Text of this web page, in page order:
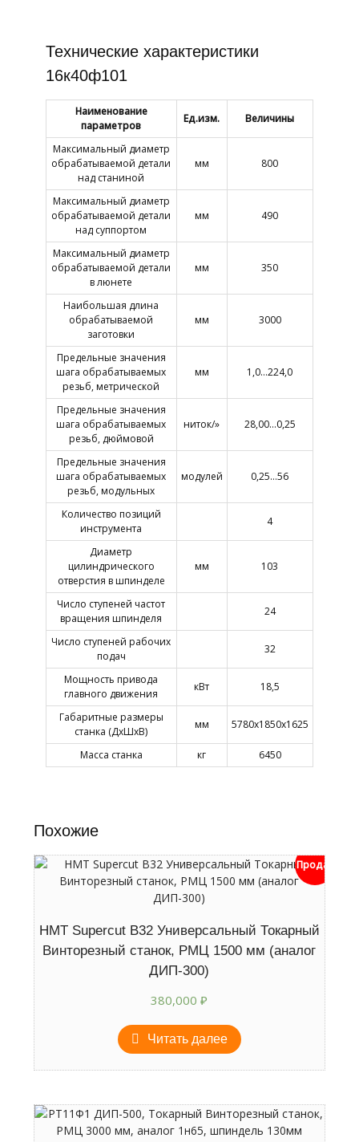
Технические характеристики
16к40ф101
Наименование
параметров
Ед.изм. Величины
Максимальный диаметр
обрабатываемой детали
над станиной
мм 800
Максимальный диаметр
обрабатываемой детали
над суппортом
мм 490
Максимальный диаметр
обрабатываемой детали
в люнете
мм 350
Наибольшая длина
обрабатываемой
заготовки
мм 3000
Предельные значения
шага обрабатываемых
резьб, метрической
мм 1,0…224,0
Предельные значения
шага обрабатываемых
резьб, дюймовой
ниток/» 28,00…0,25
Предельные значения
шага обрабатываемых
резьб, модульных
модулей 0,25…56
Количество позиций
инструмента
4
Диаметр
цилиндрического
отверстия в шпинделе
мм 103
Число ступеней частот
вращения шпинделя
24
Число ступеней рабочих
подач
32
Мощность привода
главного движения
кВт 18,5
Габаритные размеры
станка (ДхШхВ)
мм 5780х1850х1625
Масса станка кг 6450
Похожие
Продан
HMT Supercut B32 Универсальный Токарный
Винторезный станок, РМЦ 1500 мм (аналог
ДИП-300)
380,000₽
Читать далее